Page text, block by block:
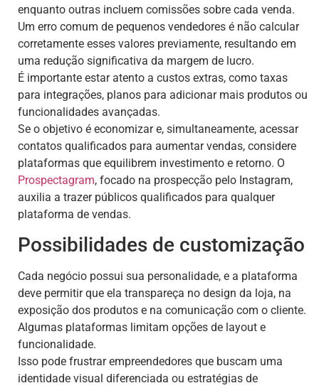
enquanto outras incluem comissões sobre cada venda.
Um erro comum de pequenos vendedores é não calcular
corretamente esses valores previamente, resultando em
uma redução significativa da margem de lucro.
É importante estar atento a custos extras, como taxas
para integrações, planos para adicionar mais produtos ou
funcionalidades avançadas.
Se o objetivo é economizar e, simultaneamente, acessar
contatos qualificados para aumentar vendas, considere
plataformas que equilibrem investimento e retorno. O
Prospectagram, focado na prospecção pelo Instagram,
auxilia a trazer públicos qualificados para qualquer
plataforma de vendas.
Possibilidades de customização
Cada negócio possui sua personalidade, e a plataforma
deve permitir que ela transpareça no design da loja, na
exposição dos produtos e na comunicação com o cliente.
Algumas plataformas limitam opções de layout e
funcionalidade.
Isso pode frustrar empreendedores que buscam uma
identidade visual diferenciada ou estratégias de